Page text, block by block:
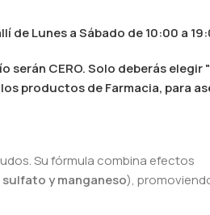
Lunes a Sábado de 10:00 a
CERO. Solo deberás elegir
productos de Farmacia, para
Su fórmula combina efectos
y manganeso),